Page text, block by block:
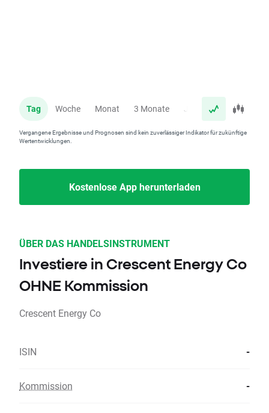
Tag Woche Monat 3 Monate Jahr
Vergangene Ergebnisse und Prognosen sind kein zuverlässiger Indikator für zukünftige
Wertentwicklungen.
Kostenlose App herunterladen
ÜBER DAS HANDELSINSTRUMENT
Investiere in Crescent Energy Co
OHNE Kommission
Crescent Energy Co
ISIN -
Kommission -